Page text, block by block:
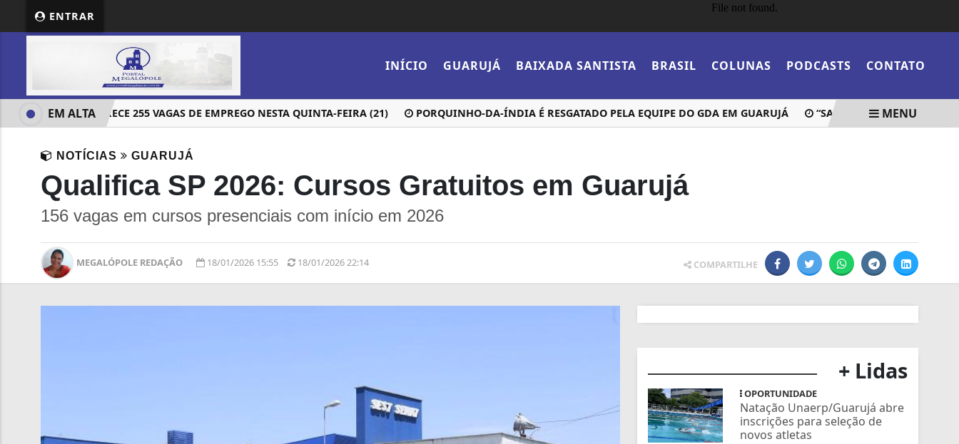
ENTRAR
INÍCIO GUARUJÁ BAIXADA SANTISTA BRASIL COLUNAS PODCASTS CONTATO
DE GUARUJÁ OFERECE 255 VAGAS DE EMPREGO NESTA QUINTA-FEIRA (21) PORQUINHO-DA-ÍNDIA É RESGATADO PELA EQUIPE DO GDA EM GUARUJÁ “SANTOS ABRE 16 VAGAS
EM ALTA MENU
NOTÍCIAS GUARUJÁ
Qualifica SP 2026: Cursos Gratuitos em Guarujá
156 vagas em cursos presenciais com início em 2026
MEGALÓPOLE REDAÇÃO 18/01/2026 15:55 18/01/2026 22:14 COMPARTILHE
+ Lidas
OPORTUNIDADE
Natação Unaerp/Guarujá abre
inscrições para seleção de
novos atletas